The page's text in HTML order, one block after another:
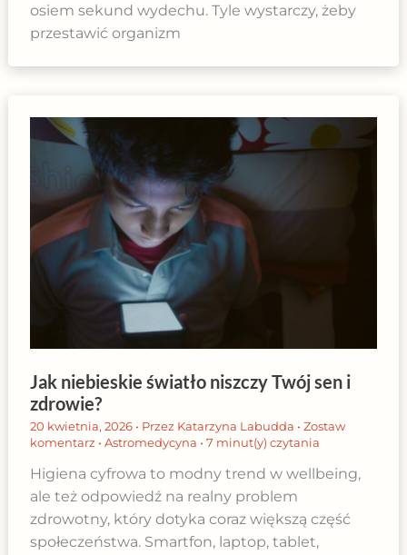
osiem sekund wydechu. Tyle wystarczy, żeby
przestawić organizm
Jak niebieskie światło niszczy Twój sen i
zdrowie?
20 kwietnia, 2026 • Przez Katarzyna Labudda • Zostaw
komentarz • Astromedycyna • 7 minut(y) czytania
Higiena cyfrowa to modny trend w wellbeing,
ale też odpowiedź na realny problem
zdrowotny, który dotyka coraz większą część
społeczeństwa. Smartfon, laptop, tablet,